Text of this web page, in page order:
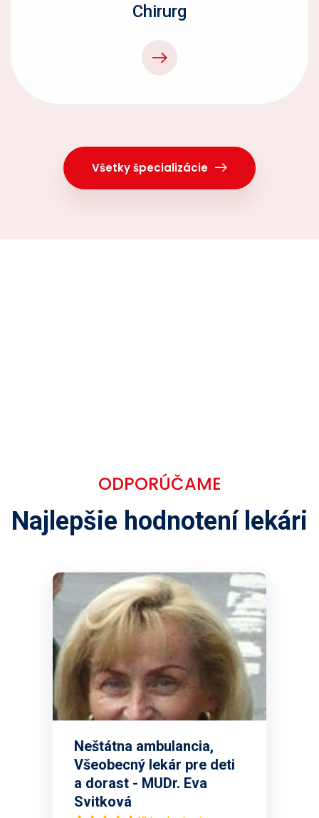
Chirurg
Všetky špecializácie
ODPORÚČAME
Najlepšie hodnotení lekári
Neštátna ambulancia,
Všeobecný lekár pre deti
a dorast - MUDr. Eva
Svitková